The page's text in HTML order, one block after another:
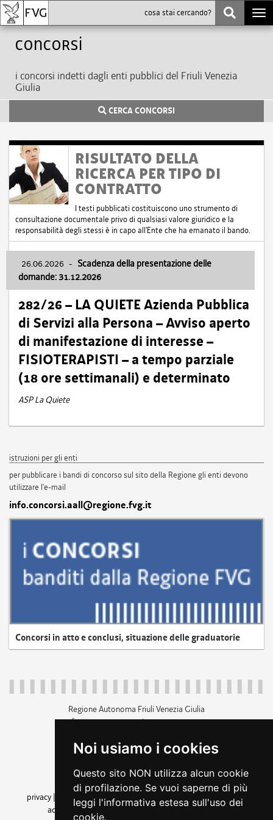
Noi usiamo i cookies
Questo sito NON utilizza alcun cookie
di profilazione. Se vuoi saperne di più
leggi l'informativa estesa sull'uso dei
cookie.
Concorsi
i concorsi indetti dagli enti pubblici del Friuli Venezia
Giulia
CERCA CONCORSI
RISULTATO DELLA
RICERCA PER TIPO DI
CONTRATTO
I testi pubblicati costituiscono uno strumento di
consultazione documentale privo di qualsiasi valore giuridico e la
responsabilità degli stessi è in capo all'Ente che ha emanato il bando.
26.06.2026 - Scadenza della presentazione delle
domande: 31.12.2026
282/26 – LA QUIETE Azienda Pubblica
di Servizi alla Persona – Avviso aperto
di manifestazione di interesse –
FISIOTERAPISTI – a tempo parziale
(18 ore settimanali) e determinato
ASP La Quiete
istruzioni per gli enti
per pubblicare i bandi di concorso sul sito della Regione gli enti devono
utilizzare l'e-mail
info.concorsi.aall@regione.fvg.it
Concorsi in atto e conclusi, situazione delle graduatorie
Regione Autonoma Friuli Venezia Giulia
c.f. 80014930327; p.iva 00526040324
+39 040 3771111
amministrazione trasparente
privacy
cookie |note legali accessibilità
dichiarazione di
accessibilità| feedback cambio preferenze cookie